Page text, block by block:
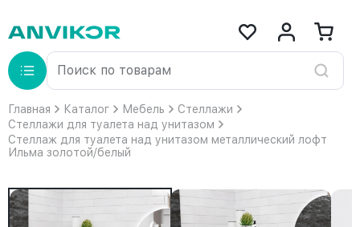
Главная Каталог Мебель
Стеллажи
Стеллажи для туалета над унитазом
Стеллаж для туалета над унитазом металлический лофт
Ильма золотой/белый